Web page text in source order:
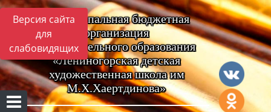
Версия сайта
для
слабовидящих
Муниципальная бюджетная
организация
дополнительного образования
«Лениногорская детская
художественная школа им
М.Х.Хаертдинова»